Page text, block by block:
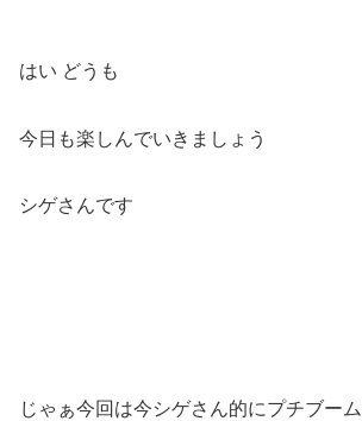
はい どうも
今日も楽しんでいきましょう
シゲさんです
じゃぁ今回は今シゲさん的にプチブー